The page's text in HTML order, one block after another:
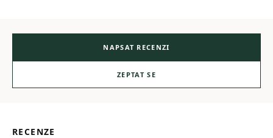
NAPSAT RECENZI
ZEPTAT SE
RECENZE